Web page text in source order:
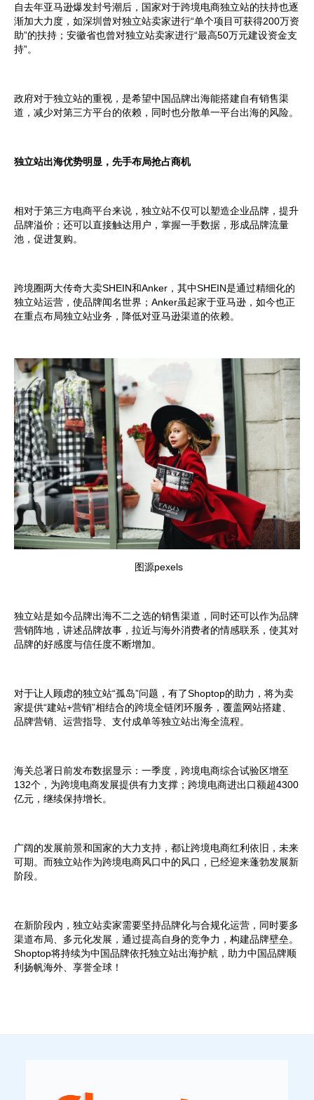
自去年亚马逊爆发封号潮后，国家对于跨境电商独立站的扶持也逐
渐加大力度，如深圳曾对独立站卖家进行“单个项目可获得200万资
助”的扶持；安徽省也曾对独立站卖家进行“最高50万元建设资金支
持”。
政府对于独立站的重视，是希望中国品牌出海能搭建自有销售渠
道，减少对第三方平台的依赖，同时也分散单一平台出海的风险。
独立站出海优势明显，先手布局抢占商机
相对于第三方电商平台来说，独立站不仅可以塑造企业品牌，提升
品牌溢价；还可以直接触达用户，掌握一手数据，形成品牌流量
池，促进复购。
跨境圈两大传奇大卖SHEIN和Anker，其中SHEIN是通过精细化的
独立站运营，使品牌闻名世界；Anker虽起家于亚马逊，如今也正
在重点布局独立站业务，降低对亚马逊渠道的依赖。
图源pexels
独立站是如今品牌出海不二之选的销售渠道，同时还可以作为品牌
营销阵地，讲述品牌故事，拉近与海外消费者的情感联系，使其对
品牌的好感度与信任度不断增加。
对于让人顾虑的独立站“孤岛”问题，有了Shoptop的助力，将为卖
家提供“建站+营销”相结合的跨境全链闭环服务，覆盖网站搭建、
品牌营销、运营指导、支付成单等独立站出海全流程。
海关总署日前发布数据显示：一季度，跨境电商综合试验区增至
132个，为跨境电商发展提供有力支撑；跨境电商进出口额超4300
亿元，继续保持增长。
广阔的发展前景和国家的大力支持，都让跨境电商红利依旧，未来
可期。而独立站作为跨境电商风口中的风口，已经迎来蓬勃发展新
阶段。
在新阶段内，独立站卖家需要坚持品牌化与合规化运营，同时要多
渠道布局、多元化发展，通过提高自身的竞争力，构建品牌壁垒。
Shoptop将持续为中国品牌依托独立站出海护航，助力中国品牌顺
利扬帆海外、享誉全球！